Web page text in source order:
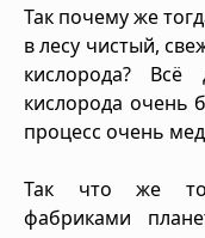
Так почему же
в лесу чистый,
кислорода?
кислорода очень
процесс очень
Так что же
фабриками